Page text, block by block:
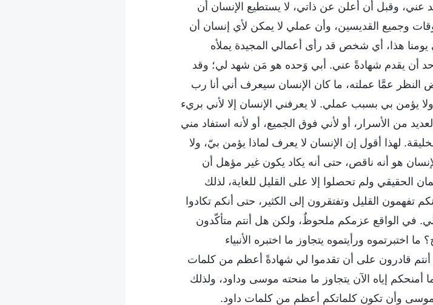
عني، وقبل أن أعلن عن ذاتي، لا يستطيع الإنسان أن
وجميع القديسين، وأن عملي لا يمكن لأي إنسان أن
هذا، أي شخص قد رأى أعمالي المجيدة يملأه
أن يقدم شهادةً عني. أبي وَحده هو مَن شهد لي؛ وقد
عمَّا عملته، ما كان الإنسان سيعرف أني أنا رب
ولا يؤمن بي بسبب عملي. لا يعرفني الإنسان إلا لأني بريء
من الأسرار، أو لأني فوق الجميع، أو لأنه استفاد مني
لهذا أقول إن الإنسان لا يعرف لماذا يؤمن بيّ، ولا
هو أنه ناقص، حتى أنه يكاد يكون غير مؤهل أن
الحقيقي ولم تحصلوا إلا على القليل للغاية، لذلك
تفهمون القليل وتفتقرون إلى الكثير، حتى أنكم تكادوا
في الواقع عزمكم ملحوظٌ، ولكن هل أنتم متأكّدون
اختبرتموه ورأيتموه يتجاوز ما اختبره الأنبياء
قادرون على أن تقدموا لي شهادةً أعظم من كلمات
أمنحكم إياه الآن يتجاوز ما منحته موسى وداود، ولذلك
موسى وأن تكون كلماتكم أعظم من كلمات داود.